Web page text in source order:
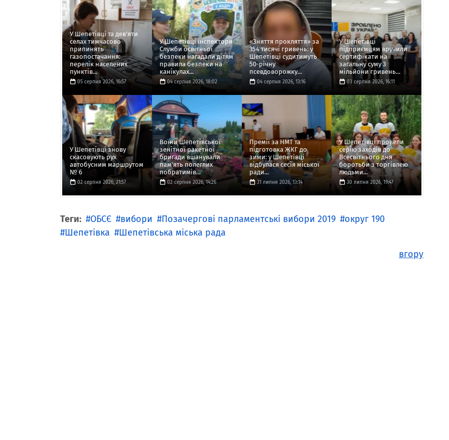
У Шепетівці та дев'яти
селах тимчасово
припинять
газопостачання:
перелік населених
пунктів...
05 серпня 2026, 16:57
У Шепетівці інспектори
Служби освітньої
безпеки нагадали дітям
правила безпеки на
канікулах...
04 серпня 2026, 18:02
«Зняття прокляття» за
354 тисячі гривень: у
Шепетівці судитимуть
50-річну
псевдоворожку...
04 серпня 2026, 13:16
У Шепетівці
підприємцям вручили
сертифікати на
загальну суму 3
мільйони гривень...
03 серпня 2026, 16:11
У Шепетівці знову
скасовують рух
автобусним маршрутом
№ 6
02 серпня 2026, 21:57
Воїни Шепетівської
зенітної ракетної
бригади вшанували
пам'ять полеглих
побратимів...
02 серпня 2026, 14:26
Премії за НМТ та
підготовка ЖКГ до
зими: у Шепетівці
відбулася сесія міської
ради...
31 липня 2026, 13:14
У Шепетівці провели
серію заходів до
Всесвітнього дня
боротьби з торгівлею
людьми...
30 липня 2026, 19:47
Теги: ОБСЄ вибори Позачергові парламентські вибори 2019
округ 190
Шепетівка
Шепетівська міська рада
вгору